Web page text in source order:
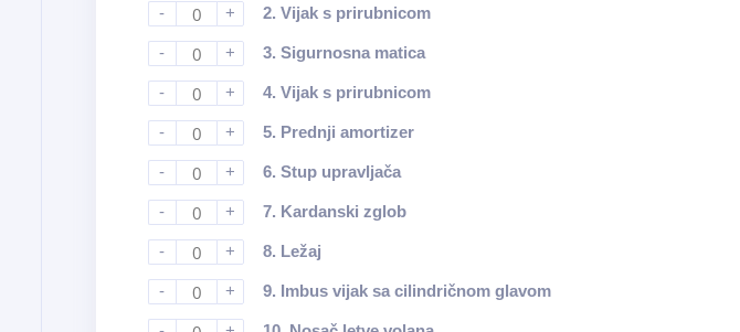
- + 2. Vijak s prirubnicom
- + 3. Sigurnosna matica
- + 4. Vijak s prirubnicom
- + 5. Prednji amortizer
- + 6. Stup upravljača
- + 7. Kardanski zglob
- + 8. Ležaj
- + 9. Imbus vijak sa cilindričnom glavom